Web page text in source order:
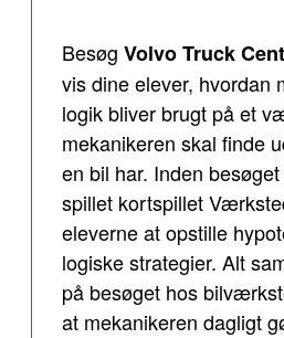
Besøg Volvo Truck
vis dine elever, hvordan
logik bliver brugt på et
mekanikeren skal finde
en bil har. Inden
spillet kortspillet
eleverne at opstille
logiske strategier. Alt
på besøget hos
at mekanikeren dagligt